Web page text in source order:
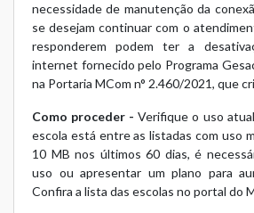
necessidade de manutenção da
se desejam continuar com o
responderem podem ter a
internet fornecido pelo Programa
na Portaria MCom n° 2.460/2021, que
Como proceder - Verifique o uso
escola está entre as listadas com uso
10 MB nos últimos 60 dias, é
uso ou apresentar um plano para
Confira a lista das escolas no portal do